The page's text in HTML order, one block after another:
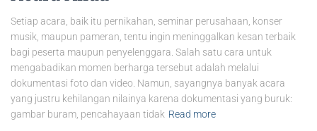
Setiap acara, baik itu pernikahan, seminar perusahaan, konser
musik, maupun pameran, tentu ingin meninggalkan kesan terbaik
bagi peserta maupun penyelenggara. Salah satu cara untuk
mengabadikan momen berharga tersebut adalah melalui
dokumentasi foto dan video. Namun, sayangnya banyak acara
yang justru kehilangan nilainya karena dokumentasi yang buruk:
gambar buram, pencahayaan tidak Read more